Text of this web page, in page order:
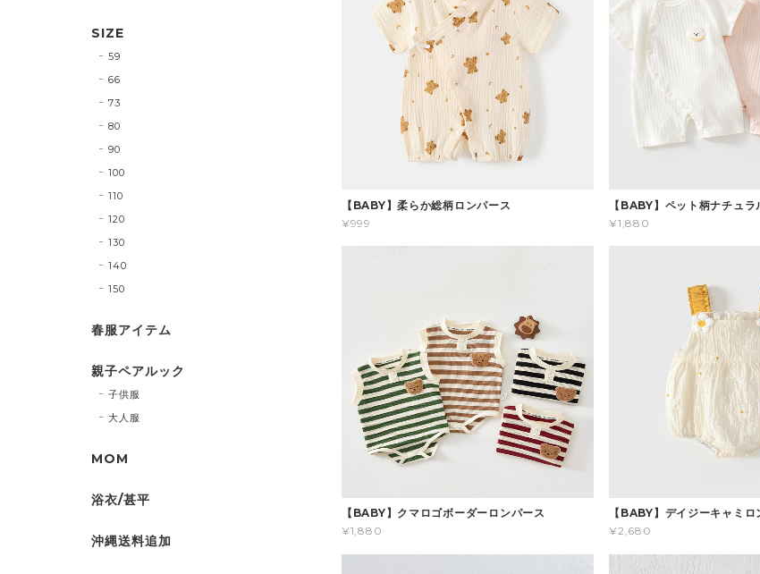
【BABY】柔らか総柄ロンパース
¥999
【BABY】ペット柄ナチュラ
¥1,880
【BABY】クマロゴボーダーロンパース
¥1,880
【BABY】デイジーキャミロ
¥2,680
SIZE
59
66
73
80
90
100
110
120
130
140
150
春服アイテム
親子ペアルック
子供服
大人服
MOM
浴衣/甚平
沖縄送料追加